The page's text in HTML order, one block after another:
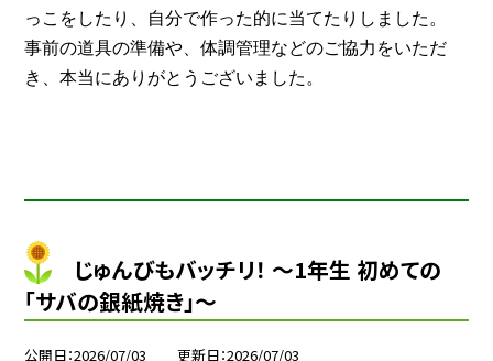
っこをしたり、自分で作った的に当てたりしました。
事前の道具の準備や、体調管理などのご協力をいただ
き、本当にありがとうございました。
じゅんびもバッチリ！ ～1年生 初めての
「サバの銀紙焼き」～
公開日 2026/07/03 更新日 2026/07/03